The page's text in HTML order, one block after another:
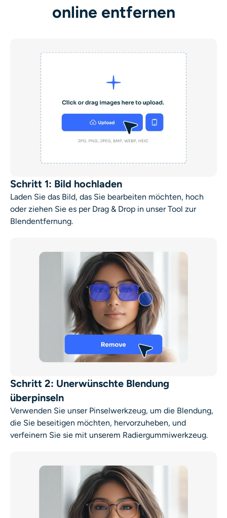
online entfernen
Schritt 1: Bild hochladen
Laden Sie das Bild, das Sie bearbeiten möchten, hoch
oder ziehen Sie es per Drag & Drop in unser Tool zur
Blendentfernung.
Schritt 2: Unerwünschte Blendung
überpinseln
Verwenden Sie unser Pinselwerkzeug, um die Blendung,
die Sie beseitigen möchten, hervorzuheben, und
verfeinern Sie sie mit unserem Radiergummiwerkzeug.